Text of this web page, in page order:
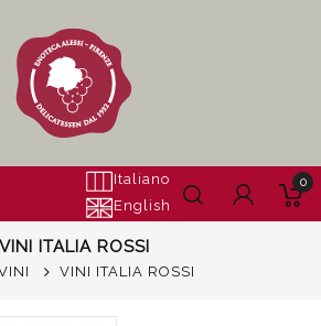
Italiano
English
0
VINI ITALIA ROSSI
VINI ITALIA ROSSI